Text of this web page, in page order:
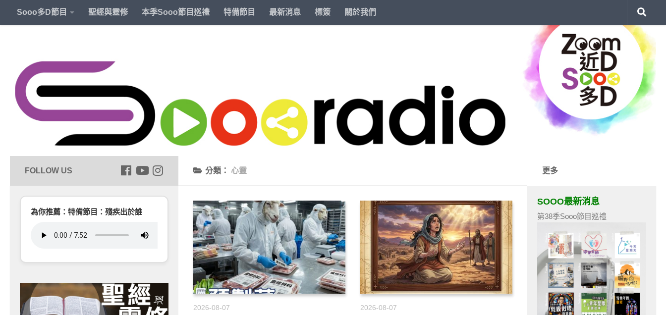
Sooo多D節目 聖經與靈修 本季Sooo節目巡禮 特備節目 最新消息 標簽 關於我們
分類： 心靈
2026-08-07 2026-08-07
為你推薦：特備節目：殘疾出於誰
更多
SOOO最新消息
第38季Sooo節目巡禮